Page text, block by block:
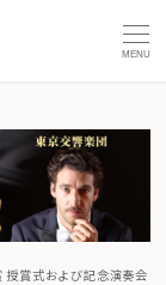
MENU
賞式および記念演奏会